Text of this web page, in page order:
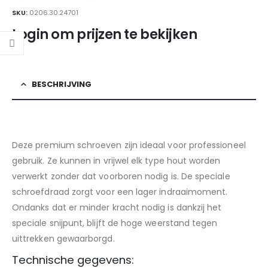
SKU: 0206.30.24701
Login om prijzen te bekijken
BESCHRIJVING
Deze premium schroeven zijn ideaal voor professioneel
gebruik. Ze kunnen in vrijwel elk type hout worden
verwerkt zonder dat voorboren nodig is. De speciale
schroefdraad zorgt voor een lager indraaimoment.
Ondanks dat er minder kracht nodig is dankzij het
speciale snijpunt, blijft de hoge weerstand tegen
uittrekken gewaarborgd.
Technische gegevens: